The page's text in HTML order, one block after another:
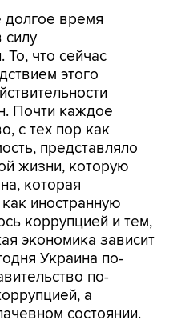
что сейчас
этого
Почти каждое
с тех пор как
представляло
жизни, которую
которая
иностранную
коррупцией и тем,
экономика зависит
Украина по-
по-
а
состоянии.
протестные